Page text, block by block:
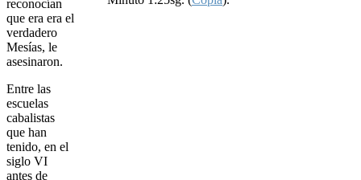
reconocían
que era era el
verdadero
Mesías, le
asesinaron.
Entre las
escuelas
cabalistas
que han
tenido, en el
siglo VI
antes de